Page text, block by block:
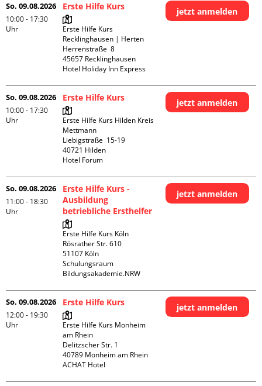
So. 09.08.2026
10:00 - 17:30
Uhr
Erste Hilfe Kurs
Erste Hilfe Kurs
Recklinghausen | Herten
Herrenstraße  8
45657 Recklinghausen
Hotel Holiday Inn Express
jetzt anmelden
So. 09.08.2026
10:00 - 17:30
Uhr
Erste Hilfe Kurs
Erste Hilfe Kurs Hilden Kreis
Mettmann
Liebigstraße  15-19
40721 Hilden
Hotel Forum
jetzt anmelden
So. 09.08.2026
11:00 - 18:30
Uhr
Erste Hilfe Kurs -
Ausbildung
betriebliche Ersthelfer
Erste Hilfe Kurs Köln
Rösrather Str. 610
51107 Köln
Schulungsraum
Bildungsakademie.NRW
jetzt anmelden
So. 09.08.2026
12:00 - 19:30
Uhr
Erste Hilfe Kurs
Erste Hilfe Kurs Monheim
am Rhein
Delitzscher Str. 1
40789 Monheim am Rhein
ACHAT Hotel
jetzt anmelden